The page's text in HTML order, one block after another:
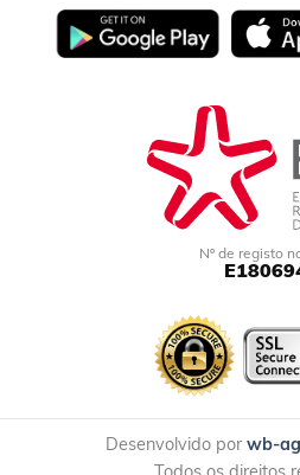
Nº de registo
Desenvolvido por wb-